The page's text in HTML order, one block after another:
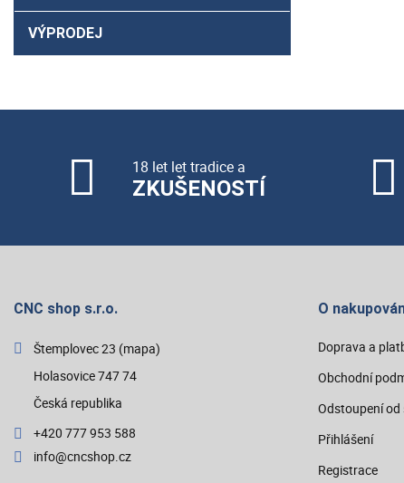
VÝPRODEJ
18 let let tradice a
ZKUŠENOSTÍ
CNC shop s.r.o.
Štemplovec 23 (mapa)
Holasovice 747 74
Česká republika
+420 777 953 588
info@cncshop.cz
O
Doprava a
Obchodní
Odstoupení
Přihlášení
Registrace